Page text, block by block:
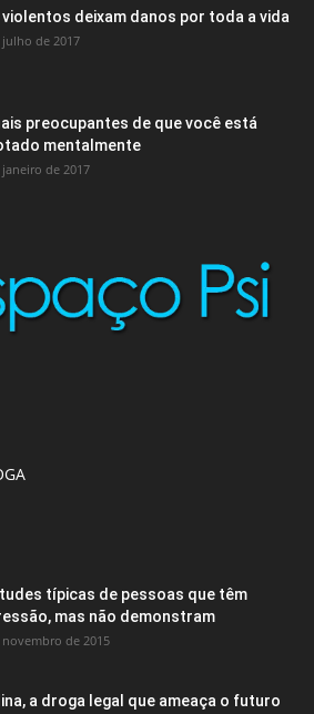
violentos deixam danos por toda a vida
julho de 2017
preocupantes de que você está
mentalmente
janeiro de 2017
típicas de pessoas que têm
mas não demonstram
novembro de 2015
a droga legal que ameaça o futuro